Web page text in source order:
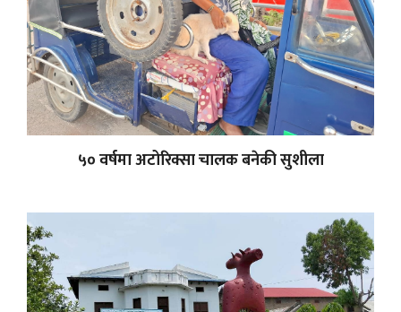
५० वर्षमा अटोरिक्सा चालक बनेकी सुशीला